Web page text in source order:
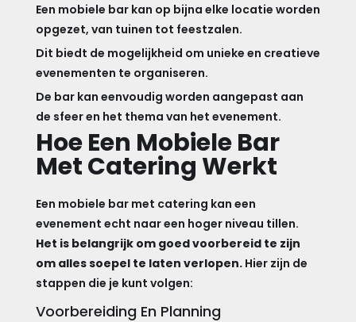
Een mobiele bar kan op bijna elke locatie worden
opgezet, van tuinen tot feestzalen.
Dit biedt de mogelijkheid om unieke en creatieve
evenementen te organiseren.
De bar kan eenvoudig worden aangepast aan
de sfeer en het thema van het evenement.
Hoe Een Mobiele Bar
Met Catering Werkt
Een mobiele bar met catering kan een
evenement echt naar een hoger niveau tillen.
Het is belangrijk om goed voorbereid te zijn
om alles soepel te laten verlopen.Hier zijn de
stappen die je kunt volgen:
Voorbereiding En Planning